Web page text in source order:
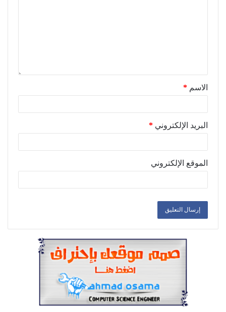
الاسم *
البريد الإلكتروني *
الموقع الإلكتروني